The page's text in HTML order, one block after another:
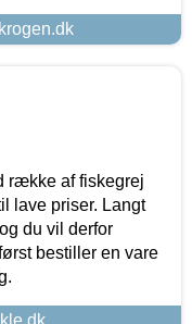
række af fiskegrej
lave priser. Langt
du vil derfor
bestiller en vare